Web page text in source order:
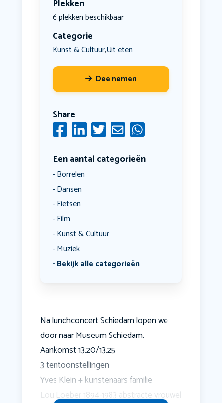
Plekken
6 plekken beschikbaar
Categorie
Kunst & Cultuur,Uit eten
Deelnemen
Share
Een aantal categorieën
Borrelen
Dansen
Fietsen
Film
Kunst & Cultuur
Muziek
Bekijk alle categorieën
Na lunchconcert Schiedam lopen we
door naar Museum Schiedam.
Aankomst 13.20/13.25
3 tentoonstellingen
Yves Klein + kunstenaars familie
Lou Loeber 1894-1983 abstracte vrouwel